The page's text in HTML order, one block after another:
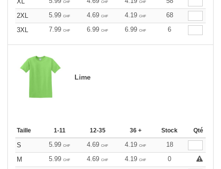
CHF CHF CHF
2XL
5.99 CHF 4.69 CHF 4.19 CHF
68
3XL
7.99 CHF 6.99 CHF 6.99 CHF 6
Lime
Taille 1-11 12-35 36 + Stock Qté
S 5.99 CHF 4.69 CHF 4.19 CHF
18
M
5.99 CHF 4.69 CHF 4.19 CHF
0